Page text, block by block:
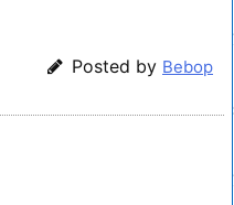
Posted by Bebop